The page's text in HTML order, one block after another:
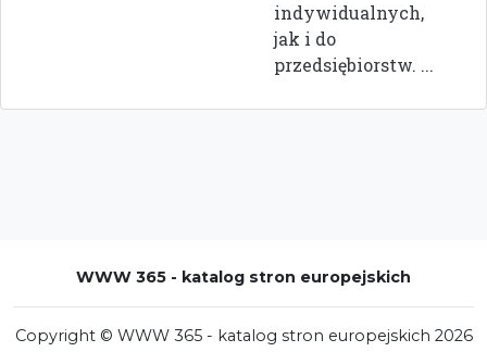
indywidualnych,
jak i do
przedsiębiorstw. ...
WWW 365 - katalog stron europejskich
Copyright © WWW 365 - katalog stron europejskich 2026